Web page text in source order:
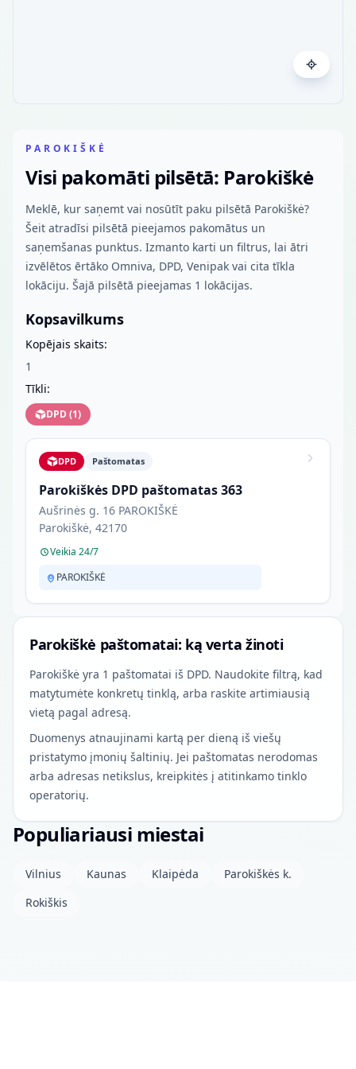
PAROKIŠKĖ
Visi pakomāti pilsētā: Parokiškė
Meklē, kur saņemt vai nosūtīt paku pilsētā Parokiškė?
Šeit atradīsi pilsētā pieejamos pakomātus un
saņemšanas punktus. Izmanto karti un filtrus, lai ātri
izvēlētos ērtāko Omniva, DPD, Venipak vai cita tīkla
lokāciju. Šajā pilsētā pieejamas 1 lokācijas.
Kopsavilkums
Kopējais skaits:
1
Tīkli:
DPD(1)
DPD Paštomatas
Parokiškės DPD paštomatas 363
Aušrinės g. 16 PAROKIŠKĖ
Parokiškė, 42170
Veikia 24/7
PAROKIŠKĖ
Parokiškė paštomatai: ką verta žinoti
Parokiškė yra 1 paštomatai iš DPD. Naudokite filtrą, kad
matytumėte konkretų tinklą, arba raskite artimiausią
vietą pagal adresą.
Duomenys atnaujinami kartą per dieną iš viešų
pristatymo įmonių šaltinių. Jei paštomatas nerodomas
arba adresas netikslus, kreipkitės į atitinkamo tinklo
operatorių.
Populiariausi miestai
Vilnius Kaunas Klaipėda
Parokiškės k.
Rokiškis